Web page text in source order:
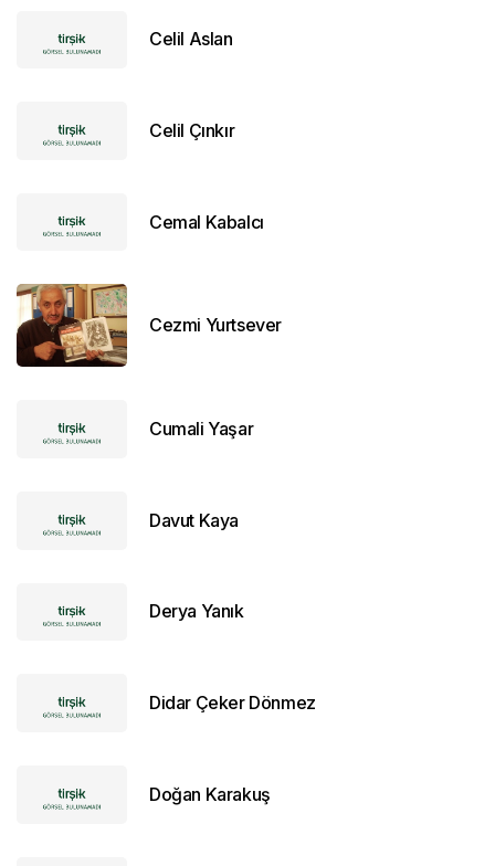
Celil Aslan
Celil Çınkır
Cemal Kabalcı
Cezmi Yurtsever
Cumali Yaşar
Davut Kaya
Derya Yanık
Didar Çeker Dönmez
Doğan Karakuş